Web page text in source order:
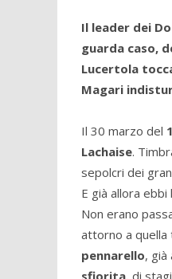
Il leader dei
guarda caso,
Lucertola
Magari
Il 30 marzo del
Lachaise.
sepolcri dei
E già allora
Non erano
attorno a quella
pennarello, già
sfiorita, di